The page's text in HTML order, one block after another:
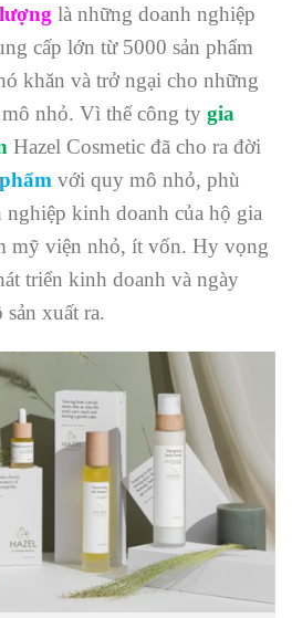
là những doanh nghiệp
cấp lớn từ 5000 sản phẩm
khăn và trở ngại cho những
nhỏ. Vì thế công ty gia
Hazel Cosmetic đã cho ra đời
với quy mô nhỏ, phù
kinh doanh của hộ gia
mỹ viện nhỏ, ít vốn. Hy vọng
triển kinh doanh và ngày
xuất ra.